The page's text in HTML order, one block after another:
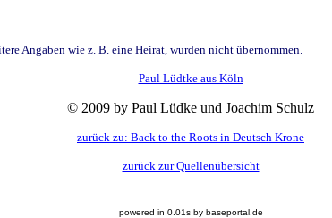
Angaben wie z. B. eine Heirat, wurden nicht übernommen.
Paul Lüdtke aus Köln
© 2009 by Paul Lüdke und Joachim Schulz
zurück zu: Back to the Roots in Deutsch Krone
zurück zur Quellenübersicht
powered in 0.01s by baseportal.de